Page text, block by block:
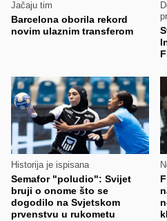
Jačaju tim
Barcelona oborila rekord
novim ulaznim transferom
Historija je ispisana
Semafor "poludio": Svijet
bruji o onome što se
dogodilo na Svjetskom
prvenstvu u rukometu